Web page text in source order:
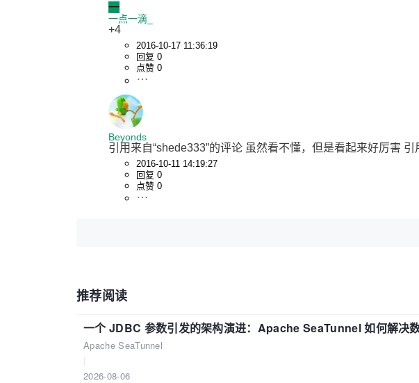
一
一点一滴_
+4
2016-10-17 11:36:19
回复 0
点赞 0
Beyonds
引用来自“shede333”的评论 虽然看不懂，但是看起来好厉害
2016-10-11 14:19:27
回复 0
点赞 0
推荐阅读
一个 JDBC 参数引发的架构演进：Apache SeaTunnel 如何解决
Apache SeaTunnel
2026-08-06